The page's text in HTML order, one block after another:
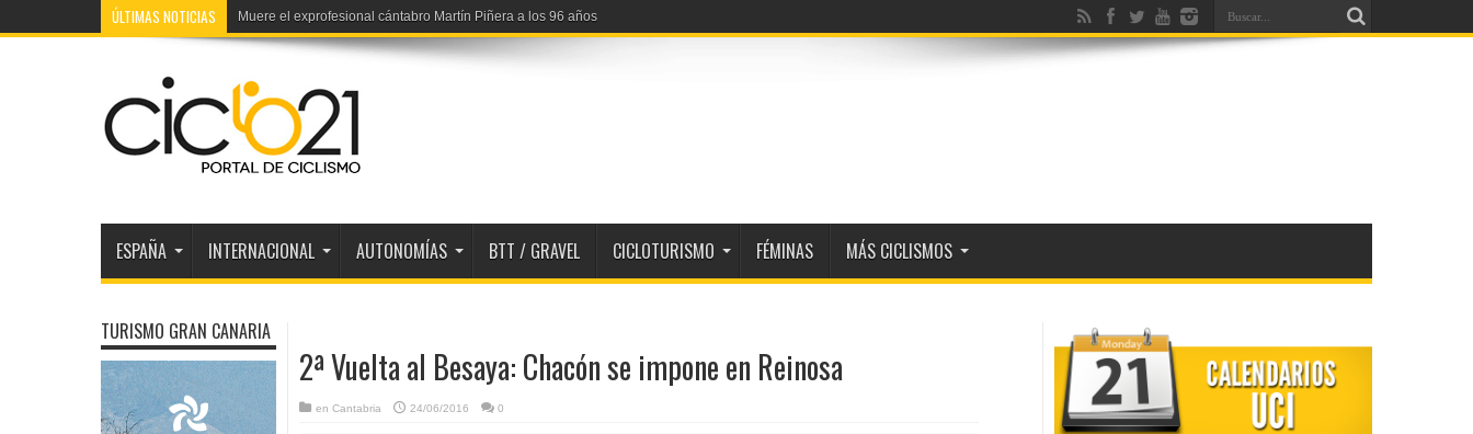
ÚLTIMAS NOTICIAS Vuelta Ribera Duero júnior: TV, etapas y perfiles 2026
ESPAÑA INTERNACIONAL AUTONOMÍAS BTT / GRAVEL CICLOTURISMO FÉMINAS MÁS CICLISMOS
2ª Vuelta al Besaya: Chacón se impone en Reinosa
en Cantabria 24/06/2016 0
TURISMO GRAN CANARIA